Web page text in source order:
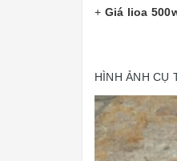
+ Giá lioa
HÌNH ẢNH CỤ